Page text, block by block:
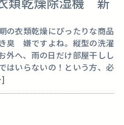
の衣類乾燥にぴったりな商品
臭 嫌ですよね。縦型の洗濯
外へ、雨の日だけ部屋干しし
はいらないの！という方、必